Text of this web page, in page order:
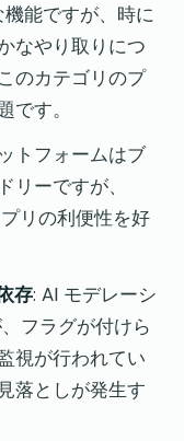
能ですが、時に
なやり取りにつ
のカテゴリのプ
です。
トフォームはブ
リーですが、
リの利便性を好
存: AI モデレーシ
フラグが付けら
視が行われてい
落としが発生す